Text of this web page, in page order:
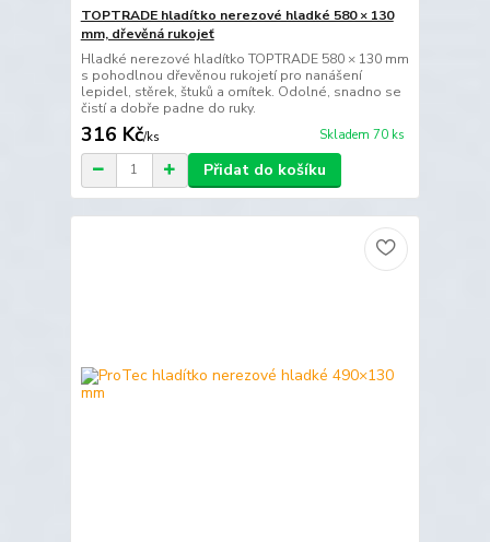
TOPTRADE hladítko nerezové hladké 580 × 130
mm, dřevěná rukojeť
Hladké nerezové hladítko TOPTRADE 580 × 130 mm
s pohodlnou dřevěnou rukojetí pro nanášení
lepidel, stěrek, štuků a omítek. Odolné, snadno se
čistí a dobře padne do ruky.
316 Kč/ks Skladem 70 ks
Přidat do košíku